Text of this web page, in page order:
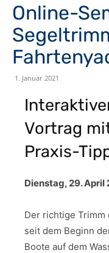
Online-
1. Januar 2021
Vortrag
Praxis-
Dienstag, 29. April
Der richtige
seit dem Beginn
Boote auf dem